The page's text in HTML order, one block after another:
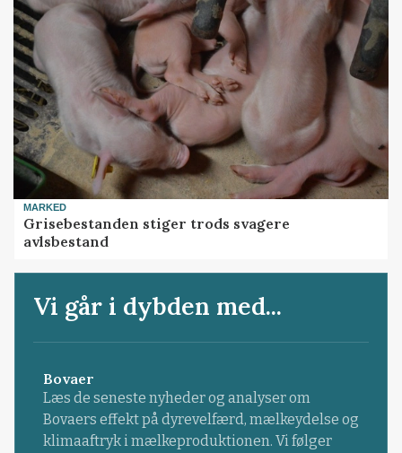
MARKED
Grisebestanden stiger trods svagere
avlsbestand
Vi går i dybden med...
Bovaer
Læs de seneste nyheder og analyser om
Bovaers effekt på dyrevelfærd, mælkeydelse og
klimaaftryk i mælkeproduktionen. Vi følger